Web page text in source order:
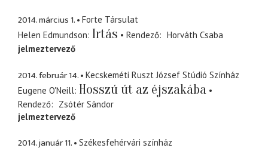
2014. március 1.
Forte Társulat
Helen Edmundson Irtás Rendező
Horváth Csaba
jelmeztervező
2014. február 14.
Kecskeméti Ruszt József Stúdió Színház
Eugene O'Neill Hosszú út az éjszakába
Rendező
Zsótér Sándor
jelmeztervező
2014. január 11.
Székesfehérvári színház